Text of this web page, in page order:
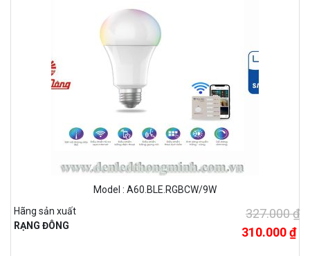
Model : A60.BLE.RGBCW/9W
Hãng sản xuất
RẠNG ĐÔNG
327.000 ₫
310.000 ₫